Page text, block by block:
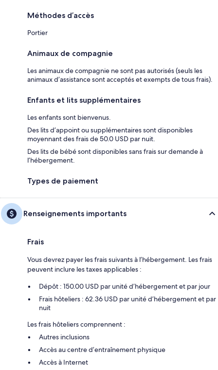
Méthodes d’accès
Portier
Animaux de compagnie
Les animaux de compagnie ne sont pas autorisés (seuls les
animaux d’assistance sont acceptés et exempts de tous frais).
Enfants et lits supplémentaires
Les enfants sont bienvenus.
Des lits d’appoint ou supplémentaires sont disponibles
moyennant des frais de 50.0 USD par nuit.
Des lits de bébé sont disponibles sans frais sur demande à
l’hébergement.
Types de paiement
Renseignements importants
Frais
Vous devrez payer les frais suivants à l’hébergement. Les frais
peuvent inclure les taxes applicables :
Dépôt : 150.00 USD par unité d’hébergement et par jour
Frais hôteliers : 62.36 USD par unité d’hébergement et par
nuit
Les frais hôteliers comprennent :
Autres inclusions
Accès au centre d’entraînement physique
Accès à Internet